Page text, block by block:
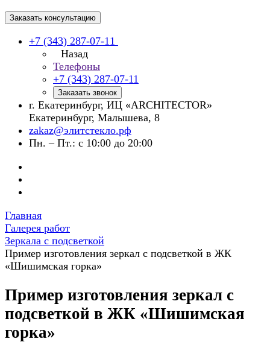
Заказать консультацию
+7 (343) 287-07-11
Назад
Телефоны
+7 (343) 287-07-11
Заказать звонок
г. Екатеринбург, ИЦ «ARCHITECTOR»
Екатеринбург, Малышева, 8
zakaz@элитстекло.рф
Пн. – Пт.: с 10:00 до 20:00
Главная
Галерея работ
Зеркала с подсветкой
Пример изготовления зеркал с подсветкой в ЖК
«Шишимская горка»
Пример изготовления зеркал с
подсветкой в ЖК «Шишимская
горка»